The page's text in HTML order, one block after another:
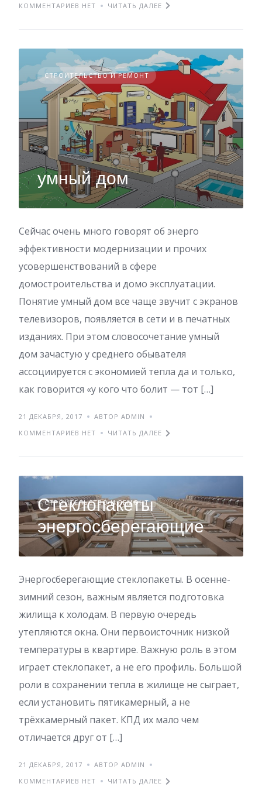
КОММЕНТАРИЕВ НЕТ
ЧИТАТЬ ДАЛЕЕ
СТРОИТЕЛЬСТВО И РЕМОНТ
умный дом
Сейчас очень много говорят об энерго
эффективности модернизации и прочих
усовершенствований в сфере
домостроительства и домо эксплуатации.
Понятие умный дом все чаще звучит с экранов
телевизоров, появляется в сети и в печатных
изданиях. При этом словосочетание умный
дом зачастую у среднего обывателя
ассоциируется с экономией тепла да и только,
как говорится «у кого что болит — тот […]
21 ДЕКАБРЯ, 2017
АВТОР ADMIN
КОММЕНТАРИЕВ НЕТ
ЧИТАТЬ ДАЛЕЕ
СТРОИТЕЛЬСТВО И РЕМОНТ
Стеклопакеты
энергосберегающие
Энергосберегающие стеклопакеты. В осенне-
зимний сезон, важным является подготовка
жилища к холодам. В первую очередь
утепляются окна. Они первоисточник низкой
температуры в квартире. Важную роль в этом
играет стеклопакет, а не его профиль. Большой
роли в сохранении тепла в жилище не сыграет,
если установить пятикамерный, а не
трёхкамерный пакет. КПД их мало чем
отличается друг от […]
21 ДЕКАБРЯ, 2017
АВТОР ADMIN
КОММЕНТАРИЕВ НЕТ
ЧИТАТЬ ДАЛЕЕ